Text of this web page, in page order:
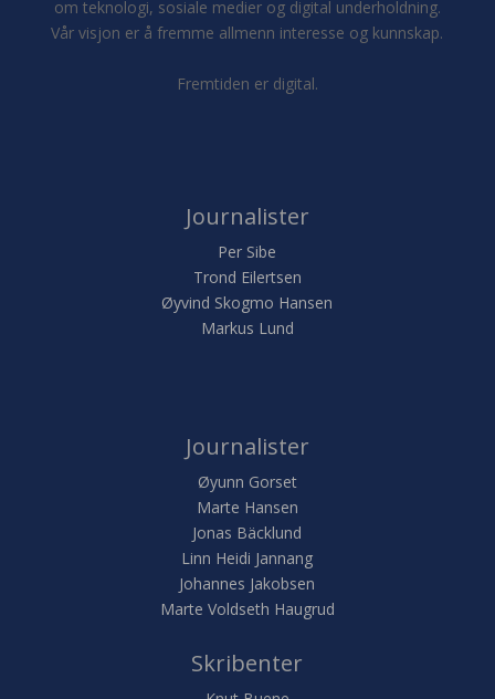
om teknologi, sosiale medier og digital underholdning.
Vår visjon er å fremme allmenn interesse og kunnskap.
Fremtiden er digital.
Journalister
Per Sibe
Trond Eilertsen
Øyvind Skogmo Hansen
Markus Lund
Journalister
Øyunn Gorset
Marte Hansen
Jonas Bäcklund
Linn Heidi Jannang
Johannes Jakobsen
Marte Voldseth Haugrud
Skribenter